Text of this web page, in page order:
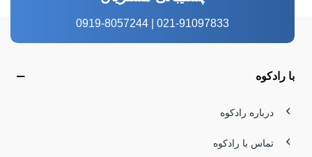
021-91097833 | 0919-8057244
با رادکوه
درباره رادکوه
تماس با رادکوه